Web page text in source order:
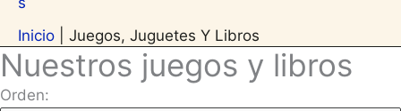
Inicio Juegos, Juguetes Y Libros
Nuestros juegos y libros
Orden: